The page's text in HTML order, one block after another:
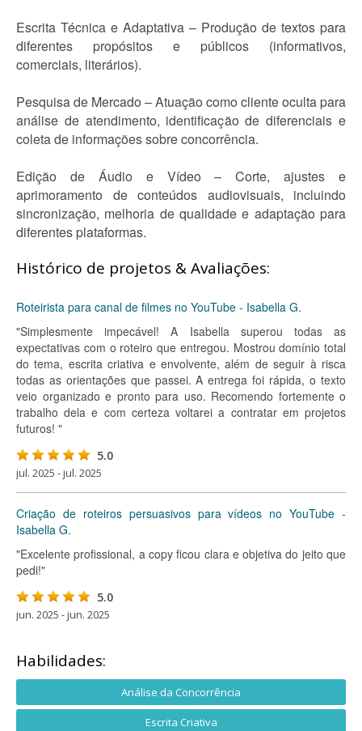
Escrita Técnica e Adaptativa – Produção de textos para
diferentes propósitos e públicos (informativos,
comerciais, literários).
Pesquisa de Mercado – Atuação como cliente oculta para
análise de atendimento, identificação de diferenciais e
coleta de informações sobre concorrência.
Edição de Áudio e Vídeo – Corte, ajustes e
aprimoramento de conteúdos audiovisuais, incluindo
sincronização, melhoria de qualidade e adaptação para
diferentes plataformas.
Histórico de projetos & Avaliações:
Roteirista para canal de filmes no YouTube - Isabella G.
"Simplesmente impecável! A Isabella superou todas as
expectativas com o roteiro que entregou. Mostrou domínio total
do tema, escrita criativa e envolvente, além de seguir à risca
todas as orientações que passei. A entrega foi rápida, o texto
veio organizado e pronto para uso. Recomendo fortemente o
trabalho dela e com certeza voltarei a contratar em projetos
futuros! "
5.0
jul. 2025 - jul. 2025
Criação de roteiros persuasivos para vídeos no YouTube -
Isabella G.
"Excelente profissional, a copy ficou clara e objetiva do jeito que
pedi!"
5.0
jun. 2025 - jun. 2025
Habilidades:
Análise da Concorrência
Escrita Criativa